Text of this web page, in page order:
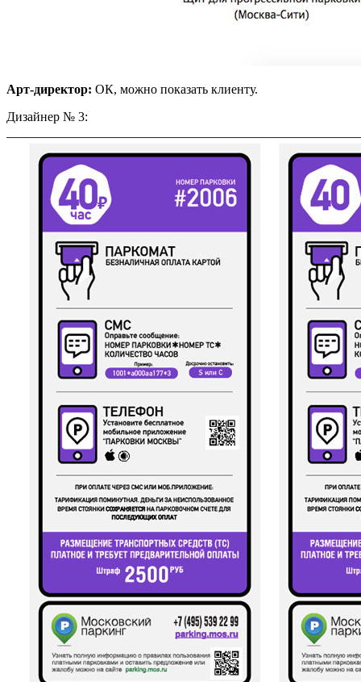
Арт-директор: ОК, можно показать клиенту.
Дизайнер № 3: